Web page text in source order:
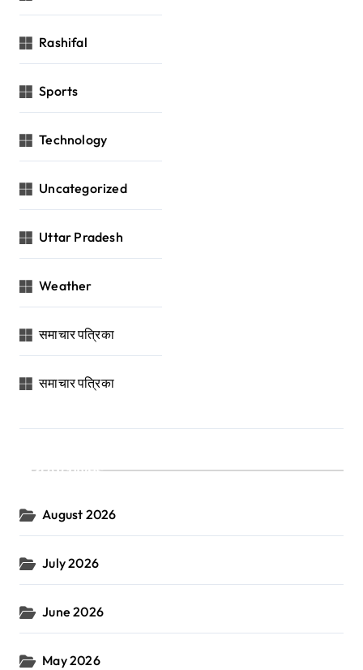
Rashifal
Sports
Technology
Uncategorized
Uttar Pradesh
Weather
समाचार पत्रिका
समाचार पत्रिका
Archives
August 2026
July 2026
June 2026
May 2026